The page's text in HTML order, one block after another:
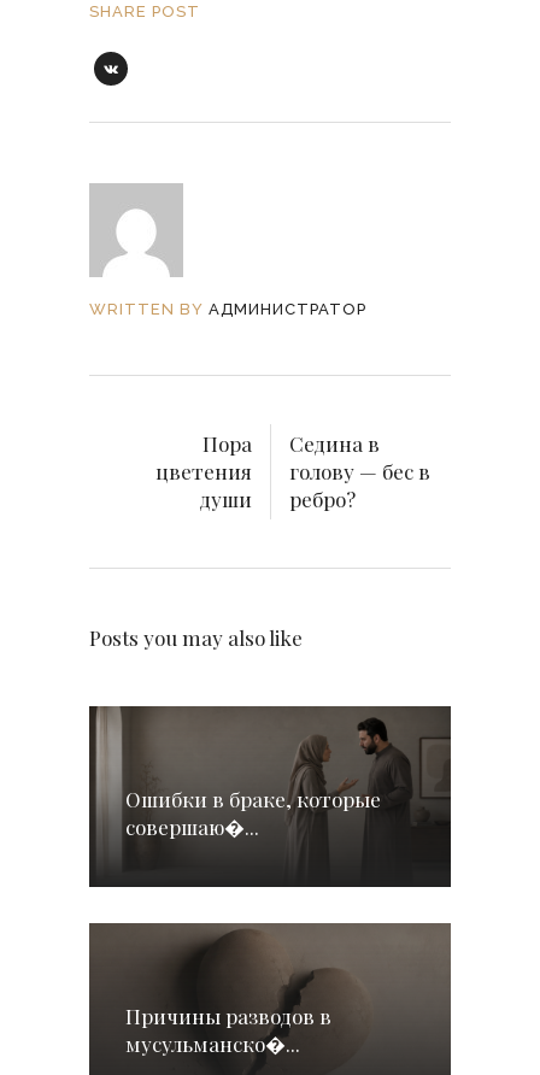
SHARE POST
WRITTEN BY АДМИНИСТРАТОР
Пора
цветения
души
Седина в
голову — бес в
ребро?
Posts you may also like
Ошибки в браке, которые
совершаю�...
Причины разводов в
мусульманско�...